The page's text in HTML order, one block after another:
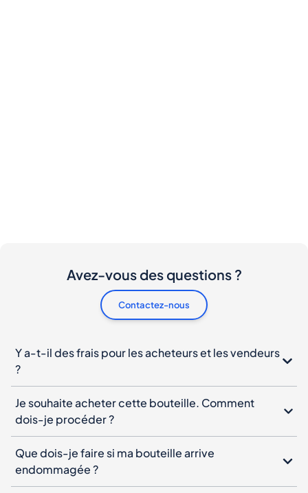
Avez-vous des questions ?
Contactez-nous
Y a-t-il des frais pour les acheteurs et les vendeurs
?
Je souhaite acheter cette bouteille. Comment
dois-je procéder ?
Que dois-je faire si ma bouteille arrive
endommagée ?